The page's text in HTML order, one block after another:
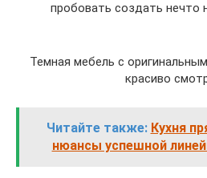
пробовать создать нечто
Темная мебель с
красиво
Читайте также: Кухня
нюансы успешной